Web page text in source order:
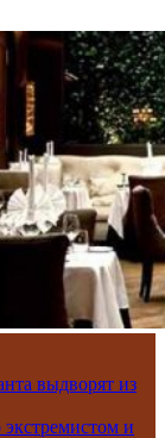
выдворят из
экстремистом и